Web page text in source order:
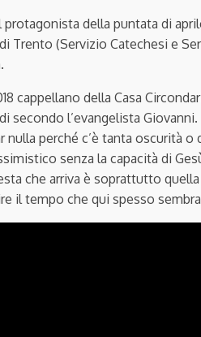
della puntata di
Trento (Servizio Catechesi e
cappellano della Casa
secondo l’evangelista
perché c’è tanta oscurità o
senza la capacità di
che arriva è soprattutto
il tempo che qui spesso sembra